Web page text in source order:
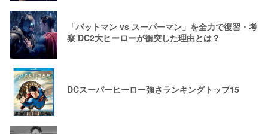
「バットマン vs スーパーマン」を全力で復習・考
察 DC2大ヒーローが衝突した理由とは？
DCスーパーヒーロー強さランキングトップ15